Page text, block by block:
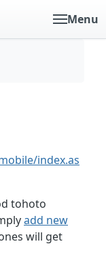
Menu
index.as
tohoto
add new
will get